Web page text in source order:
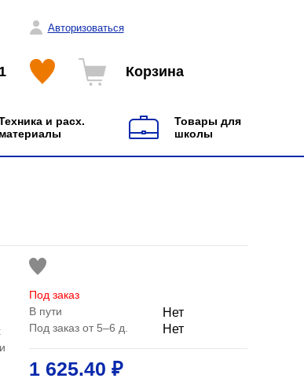
Авторизоваться
Корзина
и расх.
материалы
Товары для
школы
Под заказ
В пути
Нет
Под заказ от 5–6 д. Нет
1 625.40 ₽